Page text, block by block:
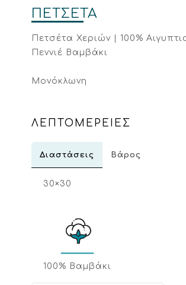
ΠΕΤΣΕΤΑ
Πετσέτα Χεριών | 100%
Πεννιέ Βαμβάκι
Μονόκλωνη
ΛΕΠΤΟΜΕΡΕΙΕΣ
Διαστάσεις Βάρος
30×30
100% Βαμβάκι